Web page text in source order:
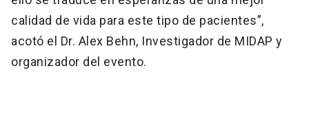
calidad de vida para este tipo de pacientes”,
acotó el Dr. Alex Behn, Investigador de MIDAP y
organizador del evento.